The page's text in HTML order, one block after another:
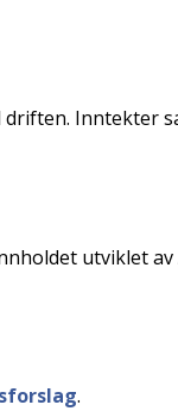
Inntekter
utviklet
.